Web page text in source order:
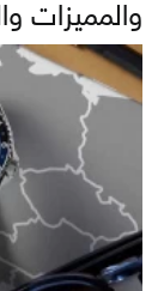
والمميزات